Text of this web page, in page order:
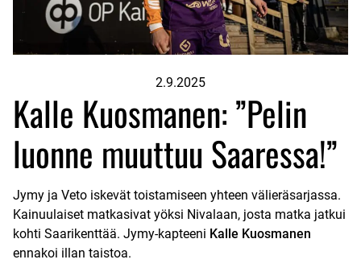
2.9.2025
Kalle Kuosmanen: ”Pelin
luonne muuttuu Saaressa!”
Jymy ja Veto iskevät toistamiseen yhteen välieräsarjassa.
Kainuulaiset matkasivat yöksi Nivalaan, josta matka jatkui
kohti Saarikenttää. Jymy-kapteeni Kalle Kuosmanen
ennakoi illan taistoa.